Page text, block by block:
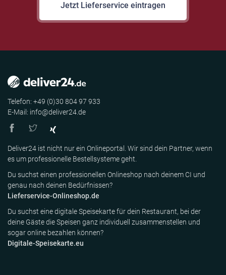
Jetzt Lieferservice eintragen
Telefon: +49 (0)30 804 97 933
E-Mail: info@deliver24.de
Deliver24 ist nicht nur ein Onlineportal. Wir sind dein Partner, wenn
es um professionelle Bestellsysteme geht.
Du suchst einen professionellen Onlineshop nach deinem CI und
genau nach deinen Bedürfnissen?
Lieferservice-Onlineshop.de
Du suchst eine digitale Speisekarte für dein Restaurant, bei der
deine Gäste die Speisen ganz individuell zusammenstellen und
sogar online bezahlen können?
Digitale-Speisekarte.eu